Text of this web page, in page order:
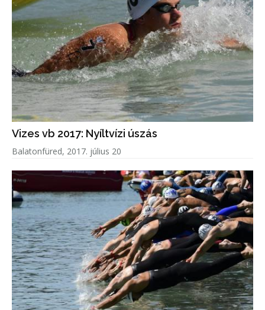
Vizes vb 2017: Nyíltvízi úszás
Balatonfüred, 2017. július 20